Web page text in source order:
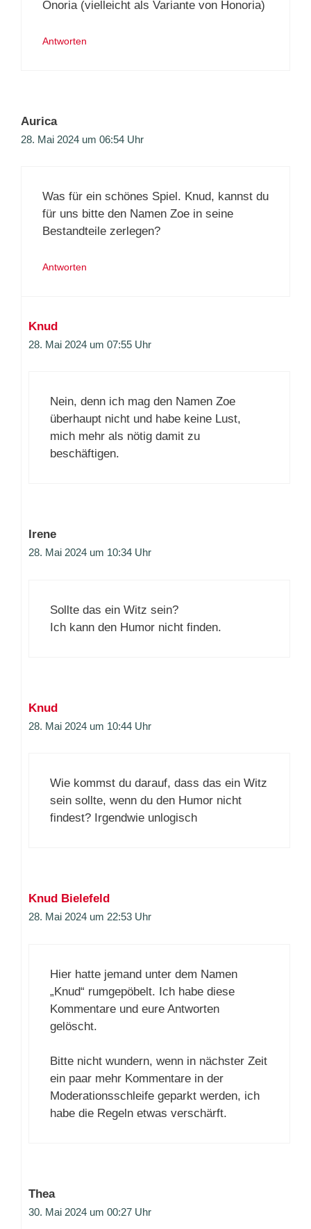
Onoria (vielleicht als Variante von Honoria)
Antworten
Aurica
28. Mai 2024 um 06:54 Uhr
Was für ein schönes Spiel. Knud, kannst du
für uns bitte den Namen Zoe in seine
Bestandteile zerlegen?
Antworten
Knud
28. Mai 2024 um 07:55 Uhr
Nein, denn ich mag den Namen Zoe
überhaupt nicht und habe keine Lust,
mich mehr als nötig damit zu
beschäftigen.
Irene
28. Mai 2024 um 10:34 Uhr
Sollte das ein Witz sein?
Ich kann den Humor nicht finden.
Knud
28. Mai 2024 um 10:44 Uhr
Wie kommst du darauf, dass das ein Witz
sein sollte, wenn du den Humor nicht
findest? Irgendwie unlogisch
Knud Bielefeld
28. Mai 2024 um 22:53 Uhr
Hier hatte jemand unter dem Namen
„Knud“ rumgepöbelt. Ich habe diese
Kommentare und eure Antworten
gelöscht.
Bitte nicht wundern, wenn in nächster Zeit
ein paar mehr Kommentare in der
Moderationsschleife geparkt werden, ich
habe die Regeln etwas verschärft.
Thea
30. Mai 2024 um 00:27 Uhr